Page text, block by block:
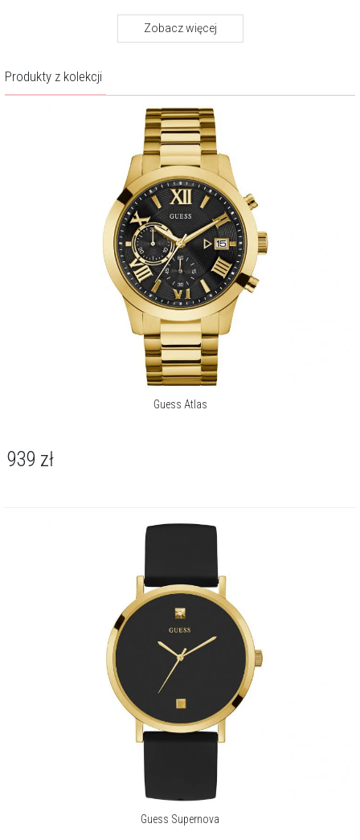
Gwarancja producenta:2 lata
braci: Maurice’a, Armanda, Georges’a i Paula Marciano. Pod koniec
lat 70. wyemigrowali do Kalifornii, w której w 1981 roku założyli swoją
markę. Znakiem rozpoznawczym GUESS jest połączenie francuskiej
elegancji i amerykańskiego luzu, klasyki i podążania za najnowszymi
Zobacz więcej
Produkty z kolekcji
Guess Atlas
939 zł
Guess Supernova